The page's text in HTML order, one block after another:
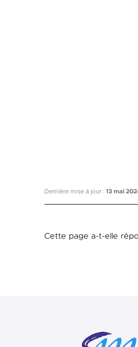
Dernière mise à jour : 13 mai
Cette page a-t-elle